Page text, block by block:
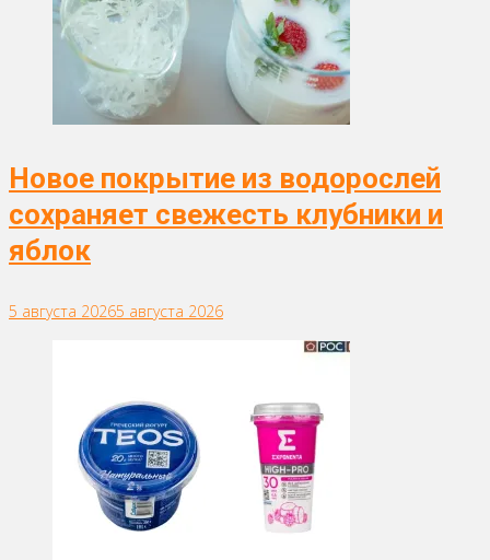
Новое покрытие из водорослей
сохраняет свежесть клубники и
яблок
5 августа 20265 августа 2026